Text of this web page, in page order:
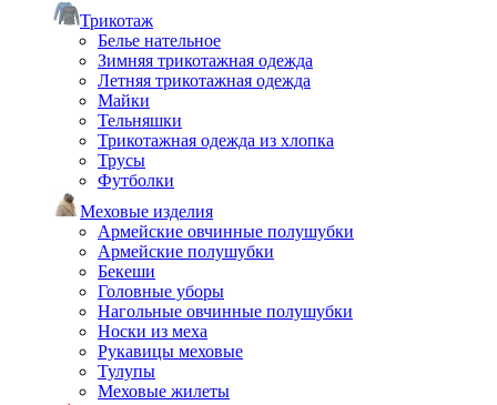
Трикотаж
Белье нательное
Зимняя трикотажная одежда
Летняя трикотажная одежда
Майки
Тельняшки
Трикотажная одежда из хлопка
Трусы
Футболки
Меховые изделия
Армейские овчинные полушубки
Армейские полушубки
Бекеши
Головные уборы
Нагольные овчинные полушубки
Носки из меха
Рукавицы меховые
Тулупы
Меховые жилеты